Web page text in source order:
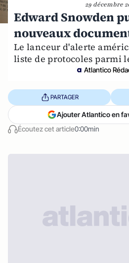
29 décembre
Edward Snowden
nouveaux
Le lanceur d'alerte
liste de protocoles parmi
Atlantico
Écoutez cet article0:00min
PARTAGER
Ajouter Atlantico en